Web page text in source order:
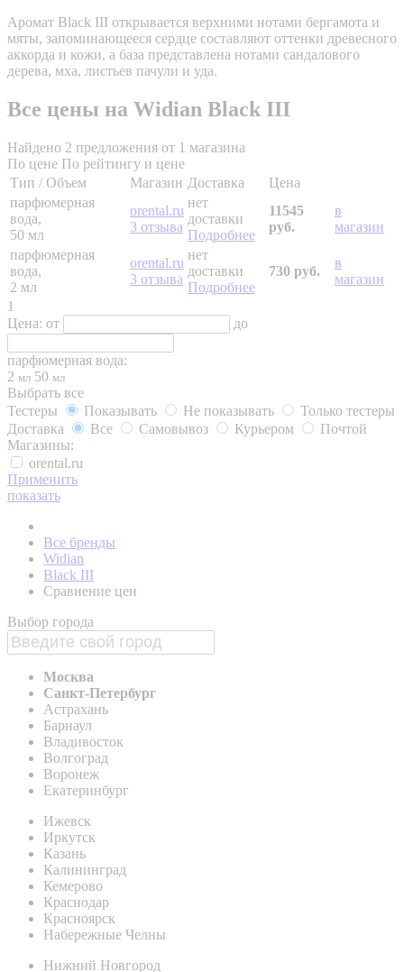
Аромат Black III открывается верхними нотами бергамота и
мяты, запоминающееся сердце составляют оттенки древесного
аккорда и кожи, а база представлена нотами сандалового
дерева, мха, листьев пачули и уда.
Все цены на Widian Black III
Найдено 2 предложения от 1 магазина
По цене По рейтингу и цене
Тип / Объем
Магазин Доставка
Цена
парфюмерная
вода,
50 мл
orental.ru
3 отзыва
нет
доставки
Подробнее
11545
руб.
в
магазин
парфюмерная
вода,
2 мл
orental.ru
3 отзыва
нет
доставки
Подробнее
730 руб.
в
магазин
1
Цена: от до
парфюмерная вода:
2 мл 50 мл
Выбрать все
Тестеры
Показывать Не показывать
Только тестеры
Доставка
Все Самовывоз Курьером
Почтой
Магазины:
orental.ru
Применить
показать
Все бренды
Widian
Black III
Сравнение цен
Выбор города
Москва
Санкт-Петербург
Астрахань
Барнаул
Владивосток
Волгоград
Воронеж
Екатеринбург
Ижевск
Иркутск
Казань
Калининград
Кемерово
Краснодар
Красноярск
Набережные Челны
Нижний Новгород